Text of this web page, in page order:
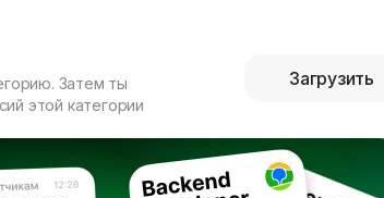
Затем ты
этой категории
Загрузить